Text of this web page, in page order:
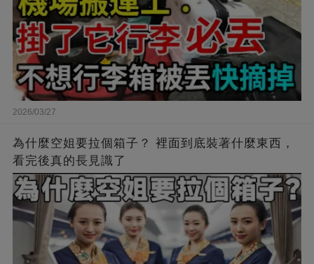
2026/03/27
為什麼空姐要拉個箱子？ 裡面到底裝著什麼東西，
看完後真的長見識了